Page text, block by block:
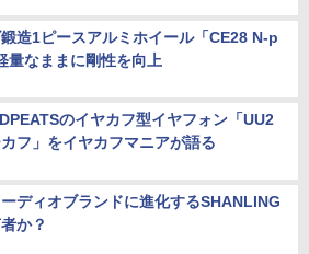
造1ピースアルミホイール「CE28 N-p
量なままに剛性を向上
のイヤカフ型イヤフォン「UU2
フ」をイヤカフマニアが語る
ディオブランドに進化するSHANLING
か？